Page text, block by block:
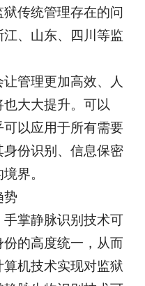
传统管理存在的问
、山东、四川等监
管理更加高效、人
大大提升。可以
以应用于所有需要
份识别、信息保密
界。
势
掌静脉识别技术可
的高度统一，从而
机技术实现对监狱